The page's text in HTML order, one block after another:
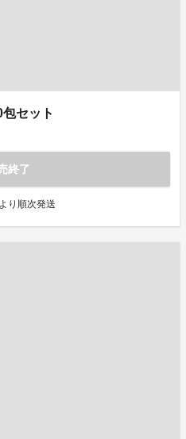
セット
終了
り順次発送